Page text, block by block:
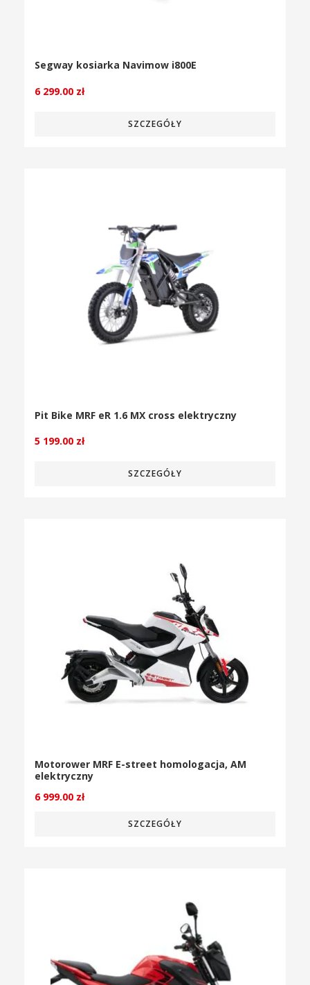
Segway kosiarka Navimow i800E
6 299.00 zł
SZCZEGÓŁY
Pit Bike MRF eR 1.6 MX cross elektryczny
5 199.00 zł
SZCZEGÓŁY
Motorower MRF E-street homologacja, AM
elektryczny
6 999.00 zł
SZCZEGÓŁY